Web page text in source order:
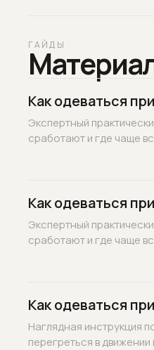
ГАЙДЫ
Как одеваться
Экспертный
сработают и где чаще
Как одеваться
Экспертный
сработают и где чаще
Как одеваться
Наглядная инструкция
перегреться в